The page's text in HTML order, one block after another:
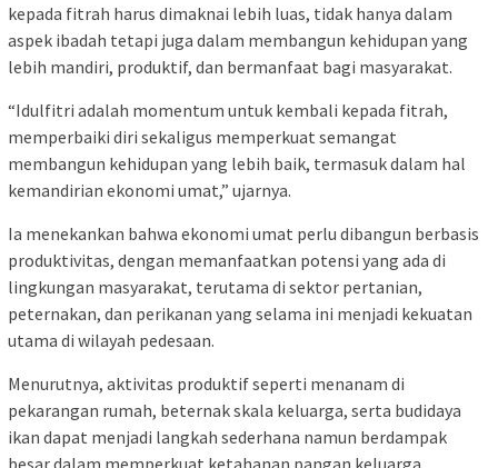
kepada fitrah harus dimaknai lebih luas, tidak hanya dalam
aspek ibadah tetapi juga dalam membangun kehidupan yang
lebih mandiri, produktif, dan bermanfaat bagi masyarakat.
“Idulfitri adalah momentum untuk kembali kepada fitrah,
memperbaiki diri sekaligus memperkuat semangat
membangun kehidupan yang lebih baik, termasuk dalam hal
kemandirian ekonomi umat,” ujarnya.
Ia menekankan bahwa ekonomi umat perlu dibangun berbasis
produktivitas, dengan memanfaatkan potensi yang ada di
lingkungan masyarakat, terutama di sektor pertanian,
peternakan, dan perikanan yang selama ini menjadi kekuatan
utama di wilayah pedesaan.
Menurutnya, aktivitas produktif seperti menanam di
pekarangan rumah, beternak skala keluarga, serta budidaya
ikan dapat menjadi langkah sederhana namun berdampak